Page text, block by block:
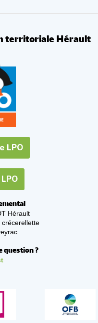
territoriale Hérault
LPO
Hérault
crécerellette
question ?